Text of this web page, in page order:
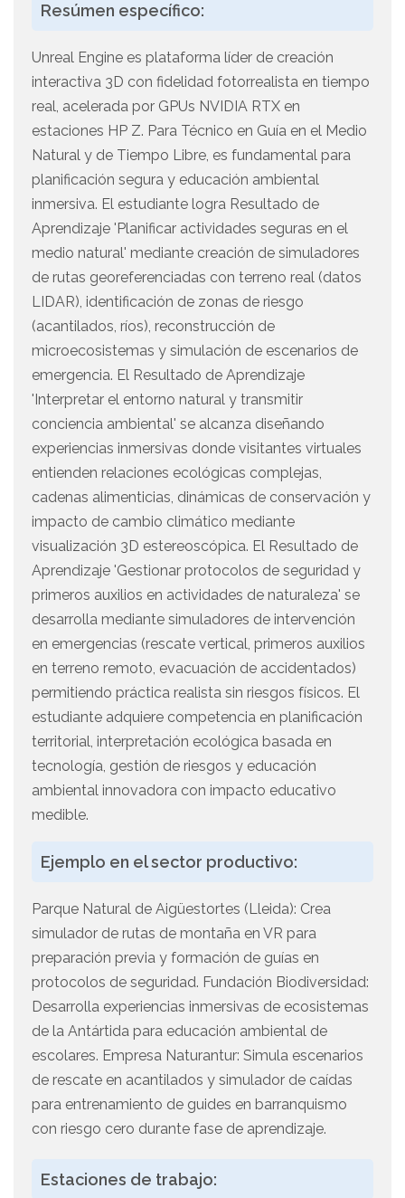
Resúmen específico:
Unreal Engine es plataforma líder de creación
interactiva 3D con fidelidad fotorrealista en tiempo
real, acelerada por GPUs NVIDIA RTX en
estaciones HP Z. Para Técnico en Guía en el Medio
Natural y de Tiempo Libre, es fundamental para
planificación segura y educación ambiental
inmersiva. El estudiante logra Resultado de
Aprendizaje 'Planificar actividades seguras en el
medio natural' mediante creación de simuladores
de rutas georeferenciadas con terreno real (datos
LIDAR), identificación de zonas de riesgo
(acantilados, ríos), reconstrucción de
microecosistemas y simulación de escenarios de
emergencia. El Resultado de Aprendizaje
'Interpretar el entorno natural y transmitir
conciencia ambiental' se alcanza diseñando
experiencias inmersivas donde visitantes virtuales
entienden relaciones ecológicas complejas,
cadenas alimenticias, dinámicas de conservación y
impacto de cambio climático mediante
visualización 3D estereoscópica. El Resultado de
Aprendizaje 'Gestionar protocolos de seguridad y
primeros auxilios en actividades de naturaleza' se
desarrolla mediante simuladores de intervención
en emergencias (rescate vertical, primeros auxilios
en terreno remoto, evacuación de accidentados)
permitiendo práctica realista sin riesgos físicos. El
estudiante adquiere competencia en planificación
territorial, interpretación ecológica basada en
tecnología, gestión de riesgos y educación
ambiental innovadora con impacto educativo
medible.
Ejemplo en el sector productivo:
Parque Natural de Aigüestortes (Lleida): Crea
simulador de rutas de montaña en VR para
preparación previa y formación de guías en
protocolos de seguridad. Fundación Biodiversidad:
Desarrolla experiencias inmersivas de ecosistemas
de la Antártida para educación ambiental de
escolares. Empresa Naturantur: Simula escenarios
de rescate en acantilados y simulador de caídas
para entrenamiento de guides en barranquismo
con riesgo cero durante fase de aprendizaje.
Estaciones de trabajo: